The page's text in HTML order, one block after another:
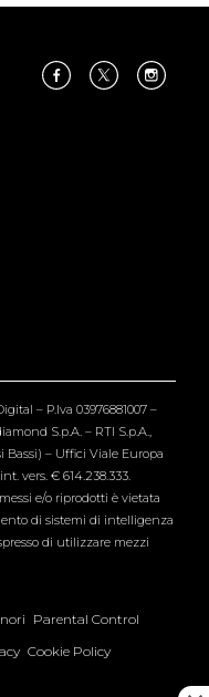
– P.Iva 03976881007 –
S.p.A. – RTI S.p.A.,
Bassi) – Uffici Viale Europa
vers. € 614.238.333.
e/o riprodotti è vietata
di sistemi di intelligenza
di utilizzare mezzi
Parental Control
Cookie Policy